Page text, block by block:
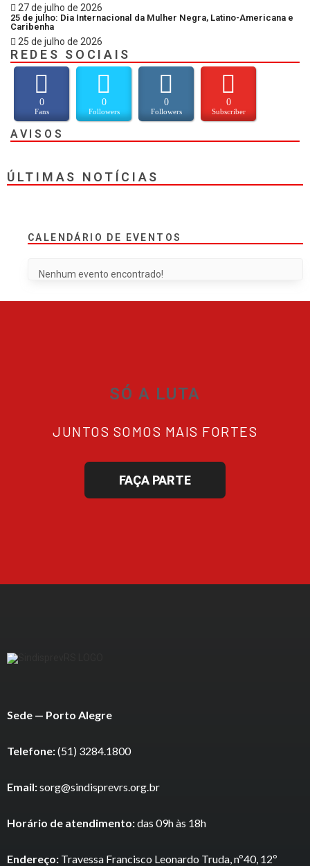
27 de julho de 2026
25 de julho: Dia Internacional da Mulher Negra, Latino-Americana e
Caribenha
25 de julho de 2026
REDES SOCIAIS
0
Fans
0
Followers
0
Followers
0
Subscriber
AVISOS
ÚLTIMAS NOTÍCIAS
CALENDÁRIO DE EVENTOS
Nenhum evento encontrado!
SÓ A LUTA
JUNTOS SOMOS MAIS FORTES
FAÇA PARTE
Sede — Porto Alegre
Telefone:(51) 3284.1800
Email:sorg@sindisprevrs.org.br
Horário de atendimento:das 09h às 18h
Endereço: Travessa Francisco Leonardo Truda, nº40, 12º